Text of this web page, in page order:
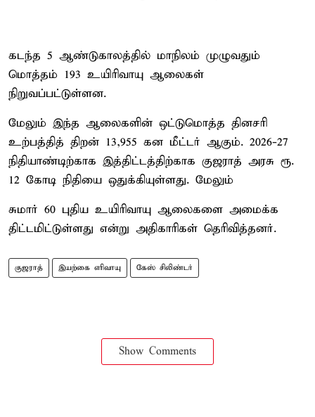
கடந்த 5 ஆண்டுகாலத்தில் மாநிலம் முழுவதும்
மொத்தம் 193 உயிரிவாயு ஆலைகள்
நிறுவப்பட்டுள்ளன.
மேலும் இந்த ஆலைகளின் ஒட்டுமொத்த தினசரி
உற்பத்தித் திறன் 13,955 கன மீட்டர் ஆகும். 2026-27
நிதியாண்டிற்காக இத்திட்டத்திற்காக குஜராத் அரசு ரூ.
12 கோடி நிதியை ஒதுக்கியுள்ளது. மேலும்
சுமார் 60 புதிய உயிரிவாயு ஆலைகளை அமைக்க
திட்டமிட்டுள்ளது என்று அதிகாரிகள் தெரிவித்தனர்.
குஜராத் இயற்கை எரிவாயு கேஸ் சிலிண்டர்
Show Comments